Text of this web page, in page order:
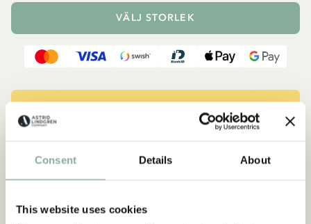
Consent Details About
This website uses cookies
VÄLJ STORLEK
Logga in och få 25 % rabatt! Som medlem får du förtur till
konto och ta del av rabatten här